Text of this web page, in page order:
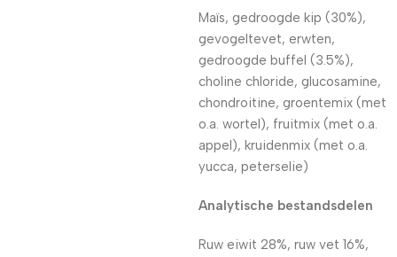
Maïs, gedroogde kip (30%),
gevogeltevet, erwten,
gedroogde buffel (3.5%),
choline chloride, glucosamine,
chondroitine, groentemix (met
o.a. wortel), fruitmix (met o.a.
appel), kruidenmix (met o.a.
yucca, peterselie)
Analytische bestandsdelen
Ruw eiwit 28%, ruw vet 16%,